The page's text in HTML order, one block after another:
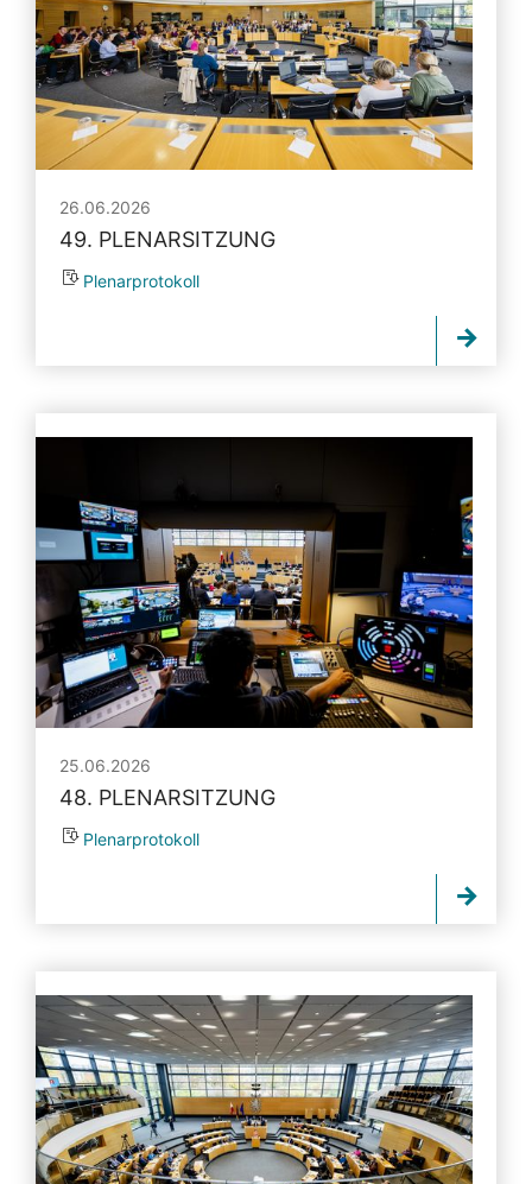
26.06.2026
49. PLENARSITZUNG
Plenarprotokoll
25.06.2026
48. PLENARSITZUNG
Plenarprotokoll